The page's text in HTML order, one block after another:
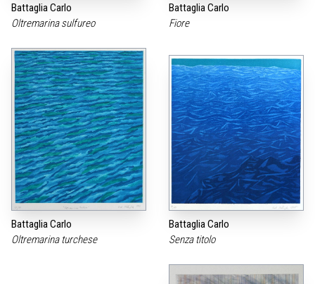
Battaglia Carlo
Oltremarina sulfureo
Battaglia Carlo
Fiore
Battaglia Carlo
Oltremarina turchese
Battaglia Carlo
Senza titolo